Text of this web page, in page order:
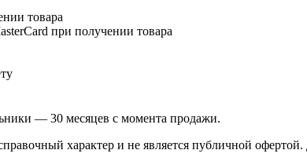
товара
при получении товара
— 30 месяцев с момента продажи.
характер и не является публичной